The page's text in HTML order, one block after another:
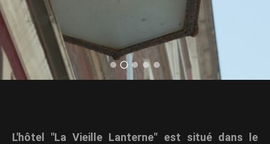
01 facade 1660x1080
02 facade 968x1461
03 chambre 1619x1080
04 magasin 968x1461
05 manneken
L'hôtel "La Vieille Lanterne" est situé dans le